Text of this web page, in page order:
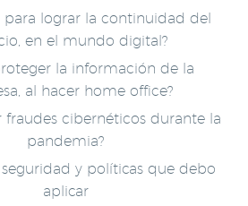
para lograr la continuidad del
en el mundo digital?
la información de la
al hacer home office?
fraudes cibernéticos durante la
pandemia?
y políticas que debo
aplicar